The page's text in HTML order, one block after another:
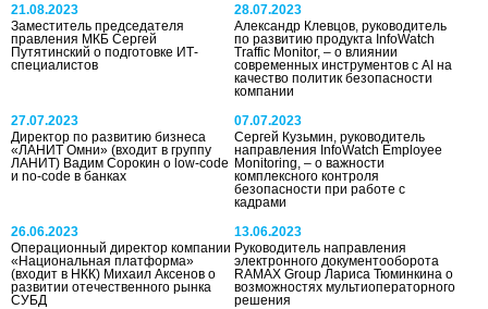
21.08.2023
Заместитель председателя
правления МКБ Сергей
Путятинский о подготовке ИТ-
специалистов
28.07.2023
Александр Клевцов, руководитель
по развитию продукта InfoWatch
Traffic Monitor, – о влиянии
современных инструментов с AI на
качество политик безопасности
компании
27.07.2023
Директор по развитию бизнеса
«ЛАНИТ Омни» (входит в группу
ЛАНИТ) Вадим Сорокин о low-code
и no-code в банках
07.07.2023
Сергей Кузьмин, руководитель
направления InfoWatch Employee
Monitoring, – о важности
комплексного контроля
безопасности при работе с
кадрами
26.06.2023
Операционный директор компании
«Национальная платформа»
(входит в НКК) Михаил Аксенов о
развитии отечественного рынка
СУБД
13.06.2023
Руководитель направления
электронного документооборота
RAMAX Group Лариса Тюминкина о
возможностях мультиоператорного
решения